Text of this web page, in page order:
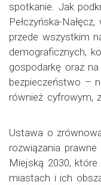
spotkanie. Jak
Pełczyńska-
przede wszystkim
demograficznych,
gospodarkę oraz
bezpieczeństwo –
również cyfrowym,
Ustawa o
rozwiązania
Miejską 2030,
miastach i ich